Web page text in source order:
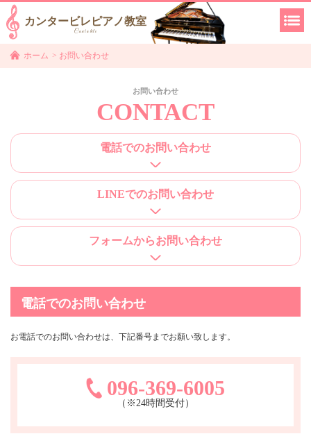
カンタービレピアノ教室
Cantabile
ホーム > お問い合わせ
お問い合わせ
CONTACT
電話でのお問い合わせ
LINEでのお問い合わせ
フォームからお問い合わせ
電話でのお問い合わせ
お電話でのお問い合わせは、下記番号までお願い致します。
096-369-6005
（※24時間受付）